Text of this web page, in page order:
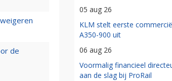
de
05 aug 26
KLM stelt eerste
A350-900 uit
06 aug 26
Voormalig financieel
aan de slag bij ProRail